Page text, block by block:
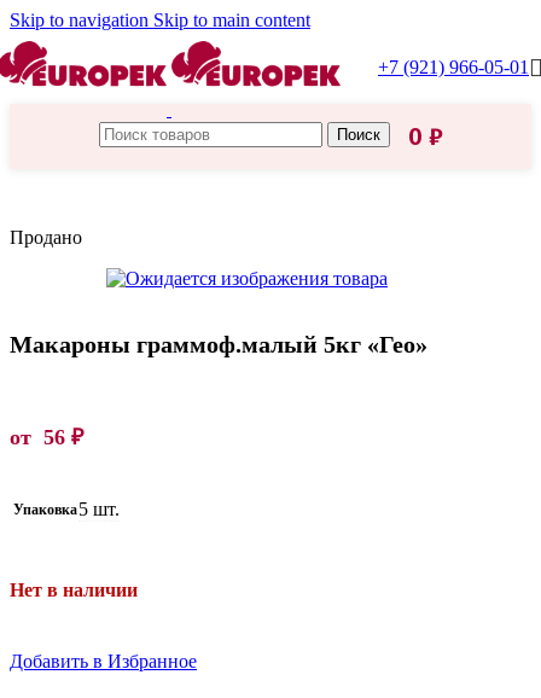
Skip to navigation Skip to main content
+7 (921) 966-05-01
Поиск 0 ₽
Продано
Макароны граммоф.малый 5кг «Гео»
от 56 ₽
Упаковка5 шт.
Нет в наличии
Добавить в Избранное